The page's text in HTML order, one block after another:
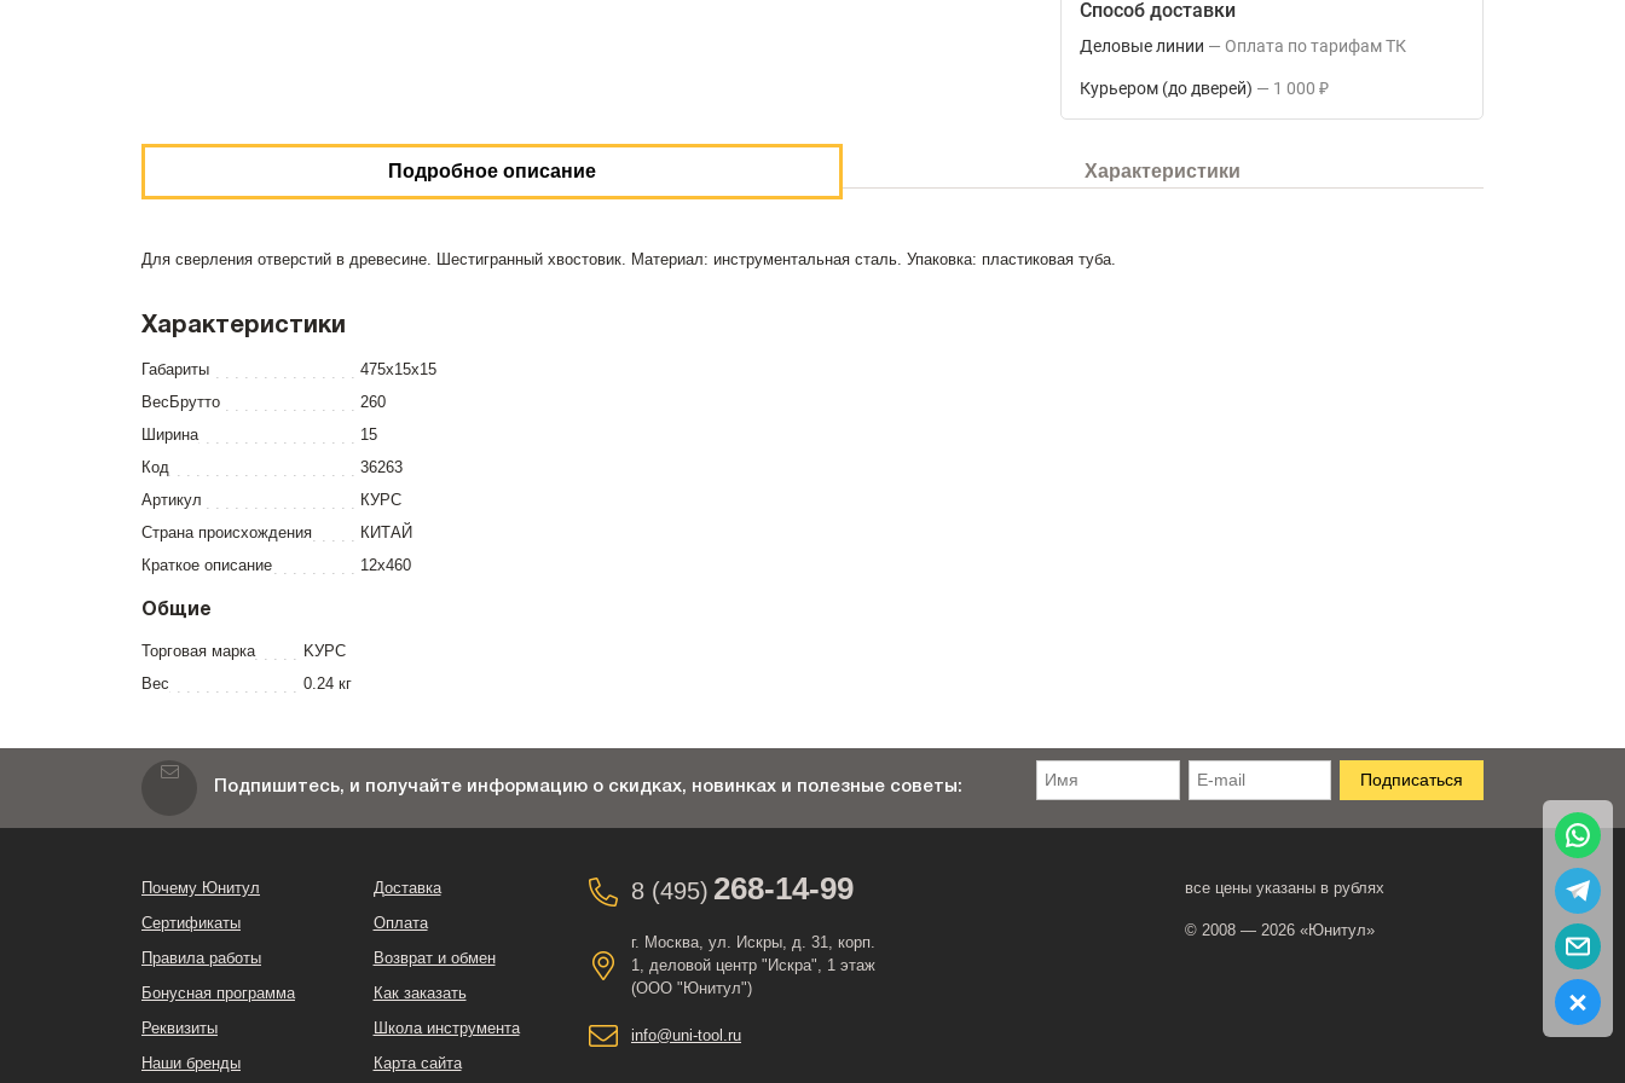
Способ доставки
Деловые линии Оплата по тарифам ТК
Курьером (до дверей) 1 000 ₽
Подробное описание Характеристики
Для сверления отверстий в древесине. Шестигранный хвостовик. Материал: инструментальная сталь. Упаковка: пластиковая туба.
Характеристики
Габариты
475x15x15
ВесБрутто
260
Ширина
15
Код
36263
Артикул
КУРС
Страна происхождения
КИТАЙ
Краткое описание
12х460
Общие
Торговая марка
KУРС
Вес
0.24 кг
Подпишитесь, и получайте информацию о скидках, новинках и полезные советы:
Почему Юнитул
Сертификаты
Правила работы
Бонусная программа
Реквизиты
Наши бренды
Доставка
Оплата
Возврат и обмен
Как заказать
Школа инструмента
Карта сайта
8 (495) 268-14-99
г. Москва, ул. Искры, д. 31, корп.
1, деловой центр "Искра", 1 этаж
(ООО "Юнитул")
info@uni-tool.ru
все цены указаны в рублях
© 2008 — 2026 «Юнитул»